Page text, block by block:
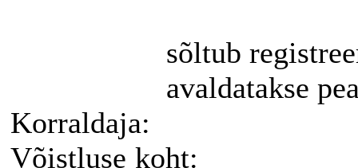
sõltub
avaldatakse
Korraldaja:
Võistluse koht: